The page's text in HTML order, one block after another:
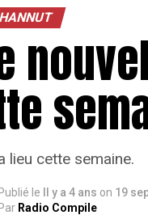
lieu cette semaine.
Publié le Il y a 4 ans on 19
Par Radio Compile